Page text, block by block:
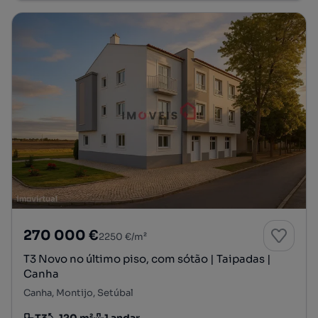
270 000 €2250 €/m²
T3 Novo no último piso, com sótão | Taipadas |
Canha
Canha, Montijo, Setúbal